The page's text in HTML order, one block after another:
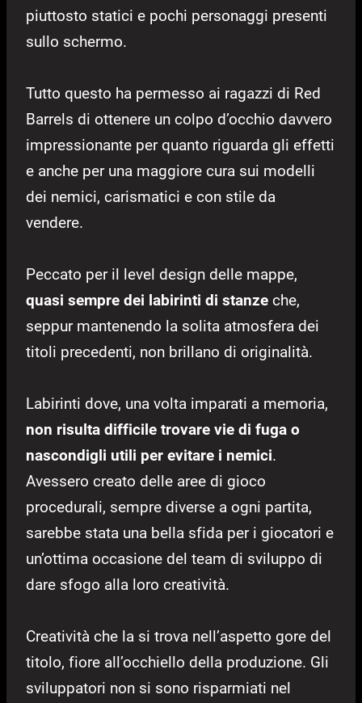
piuttosto statici e pochi personaggi presenti
sullo schermo.
Tutto questo ha permesso ai ragazzi di Red
Barrels di ottenere un colpo d’occhio davvero
impressionante per quanto riguarda gli effetti
e anche per una maggiore cura sui modelli
dei nemici, carismatici e con stile da
vendere.
Peccato per il level design delle mappe,
quasi sempre dei labirinti di stanze che,
seppur mantenendo la solita atmosfera dei
titoli precedenti, non brillano di originalità.
Labirinti dove, una volta imparati a memoria,
non risulta difficile trovare vie di fuga o
nascondigli utili per evitare i nemici.
Avessero creato delle aree di gioco
procedurali, sempre diverse a ogni partita,
sarebbe stata una bella sfida per i giocatori e
un’ottima occasione del team di sviluppo di
dare sfogo alla loro creatività.
Creatività che la si trova nell’aspetto gore del
titolo, fiore all’occhiello della produzione. Gli
sviluppatori non si sono risparmiati nel